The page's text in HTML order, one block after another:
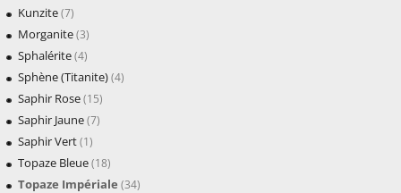
Kunzite(7)
Morganite(3)
Sphalérite(4)
Sphène (Titanite)(4)
Saphir Rose(15)
Saphir Jaune(7)
Saphir Vert(1)
Topaze Bleue(18)
Topaze Impériale (34)